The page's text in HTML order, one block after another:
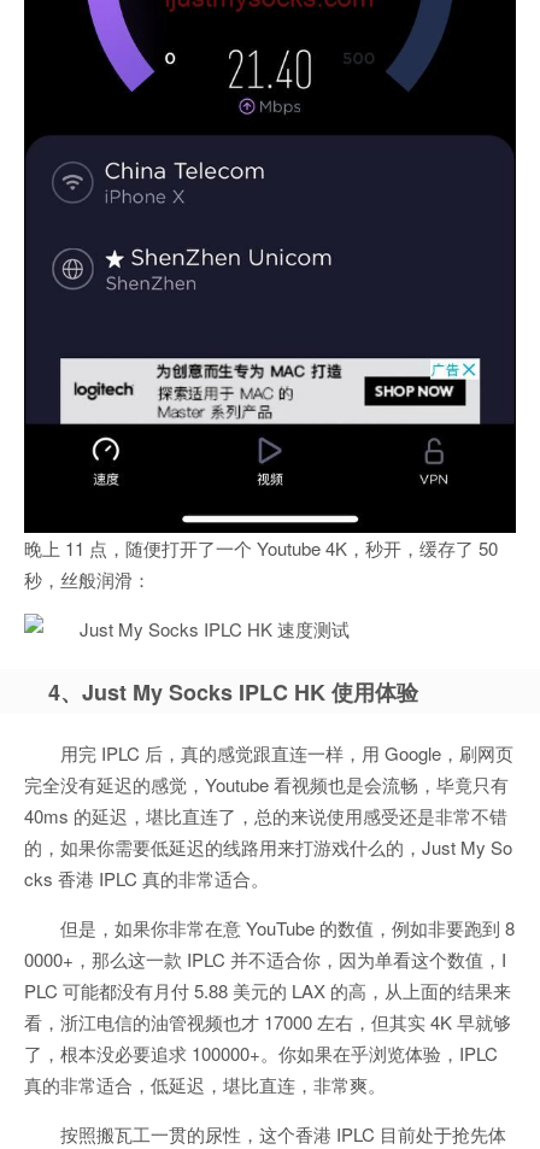
晚上 11 点，随便打开了一个 Youtube 4K，秒开，缓存了 50
秒，丝般润滑：
4、Just My Socks IPLC HK 使用体验
用完 IPLC 后，真的感觉跟直连一样，用 Google，刷网页
完全没有延迟的感觉，Youtube 看视频也是会流畅，毕竟只有
40ms 的延迟，堪比直连了，总的来说使用感受还是非常不错
的，如果你需要低延迟的线路用来打游戏什么的，Just My So
cks 香港 IPLC 真的非常适合。
但是，如果你非常在意 YouTube 的数值，例如非要跑到 8
0000+，那么这一款 IPLC 并不适合你，因为单看这个数值，I
PLC 可能都没有月付 5.88 美元的 LAX 的高，从上面的结果来
看，浙江电信的油管视频也才 17000 左右，但其实 4K 早就够
了，根本没必要追求 100000+。你如果在乎浏览体验，IPLC
真的非常适合，低延迟，堪比直连，非常爽。
按照搬瓦工一贯的尿性，这个香港 IPLC 目前处于抢先体